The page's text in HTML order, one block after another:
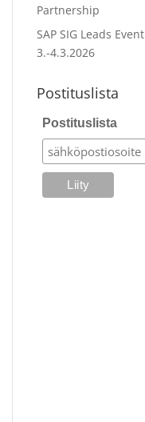
Partnership
SAP SIG Leads Event
3.-4.3.2026
Postituslista
Postituslista